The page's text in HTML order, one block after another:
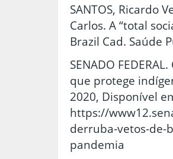
SANTOS, Ricardo
Carlos. A “total
Brazil Cad. Saúde
SENADO
que protege
2020, Disponível
https://
derruba-vetos-de-
pandemia